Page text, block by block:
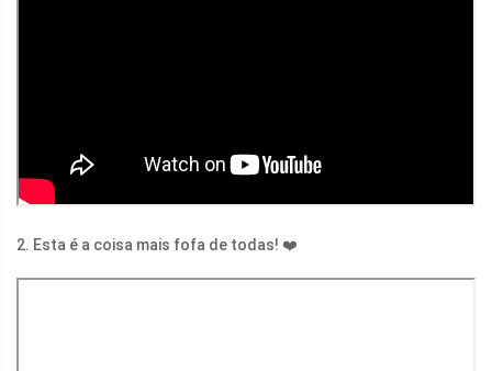
2. Esta é a coisa mais fofa de todas! ❤️